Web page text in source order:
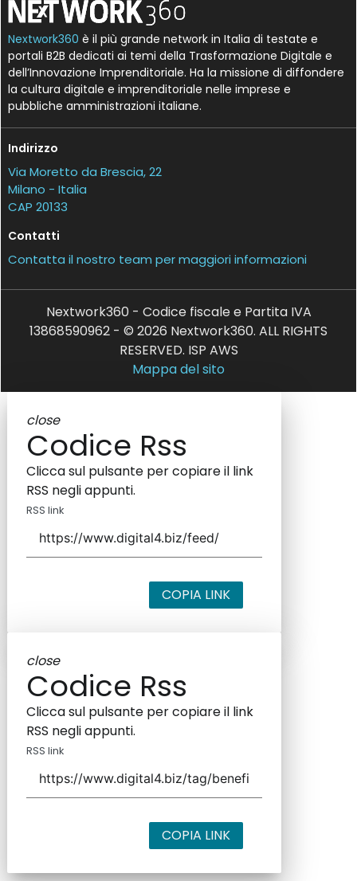
Nextwork360 è il più grande network in Italia di testate e
portali B2B dedicati ai temi della Trasformazione Digitale e
dell’Innovazione Imprenditoriale. Ha la missione di diffondere
la cultura digitale e imprenditoriale nelle imprese e
pubbliche amministrazioni italiane.
Indirizzo
Via Moretto da Brescia, 22
Milano - Italia
CAP 20133
Contatti
Contatta il nostro team per maggiori informazioni
Nextwork360 - Codice fiscale e Partita IVA
13868590962 - © 2026 Nextwork360. ALL RIGHTS
RESERVED. ISP AWS
Mappa del sito
close
Codice Rss
Clicca sul pulsante per copiare il link
RSS negli appunti.
RSS link
COPIA LINK
close
Codice Rss
Clicca sul pulsante per copiare il link
RSS negli appunti.
RSS link
COPIA LINK